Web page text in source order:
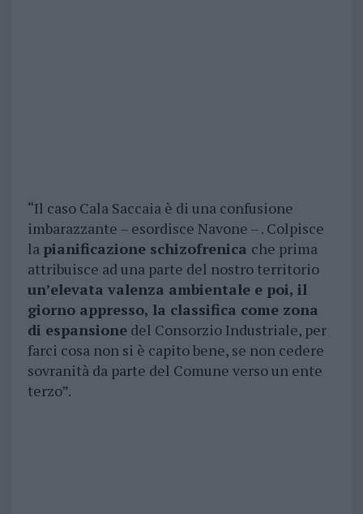
“Il caso Cala Saccaia è di una confusione
imbarazzante – esordisce Navone – . Colpisce
la pianificazione schizofrenica che prima
attribuisce ad una parte del nostro territorio
un’elevata valenza ambientale e poi, il
giorno appresso, la classifica come zona
di espansionedel Consorzio Industriale, per
farci cosa non si è capito bene, se non cedere
sovranità da parte del Comune verso un ente
terzo”.